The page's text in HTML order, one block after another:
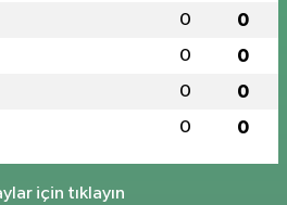
0 0
0 0
0 0
0 0
için tıklayın